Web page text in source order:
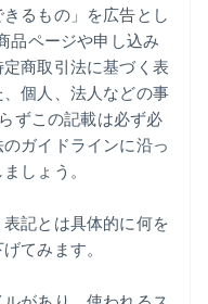
るもの」を広告とし
品ページや申し込み
商取引法に基づく表
個人、法人などの事
ずこの記載は必ず必
ガイドラインに沿っ
しょう。
記とは具体的に何を
てみます。